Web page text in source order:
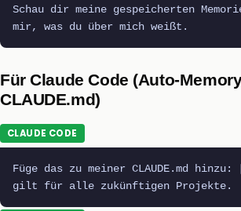
Schau dir meine gespeicherten
mir, was du über mich weißt.
Für Claude Code (Auto-
CLAUDE.md)
CLAUDE CODE
Füge das zu meiner CLAUDE.md
gilt für alle zukünftigen Projekte.